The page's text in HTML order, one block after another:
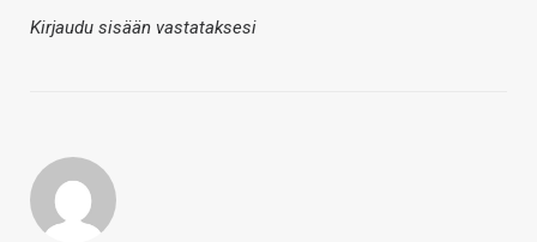
Kirjaudu sisään vastataksesi